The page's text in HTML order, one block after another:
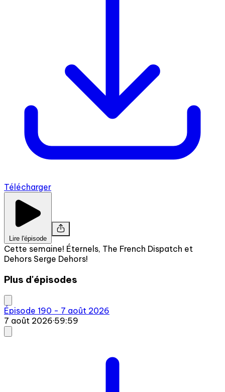
Télécharger
Lire l'épisode
Cette semaine! Éternels, The French Dispatch et
Dehors Serge Dehors!
Plus d'épisodes
Épisode 190 - 7 août 2026
7 août 2026·59:59